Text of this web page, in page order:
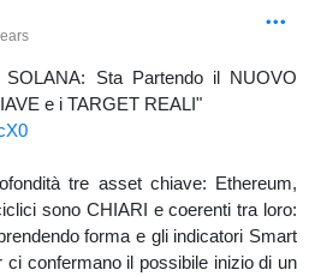
Sta Partendo il NUOVO
e i TARGET REALI"
tre asset chiave: Ethereum,
sono CHIARI e coerenti tra loro:
forma e gli indicatori Smart
confermano il possibile inizio di un